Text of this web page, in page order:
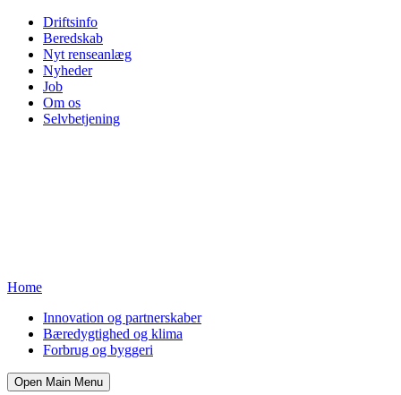
Driftsinfo
Beredskab
Nyt renseanlæg
Nyheder
Job
Om os
Selvbetjening
Home
Innovation og partnerskaber
Bæredygtighed og klima
Forbrug og byggeri
Open Main Menu